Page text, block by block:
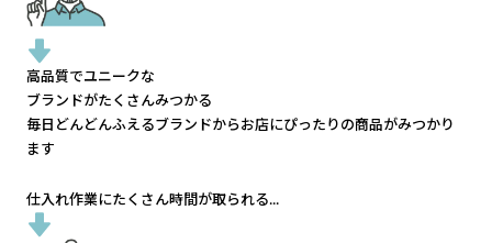
高品質でユニークな
ブランドがたくさんみつかる
毎日どんどんふえるブランドからお店にぴったりの商品がみつかり
ます
仕入れ作業にたくさん時間が取られる...